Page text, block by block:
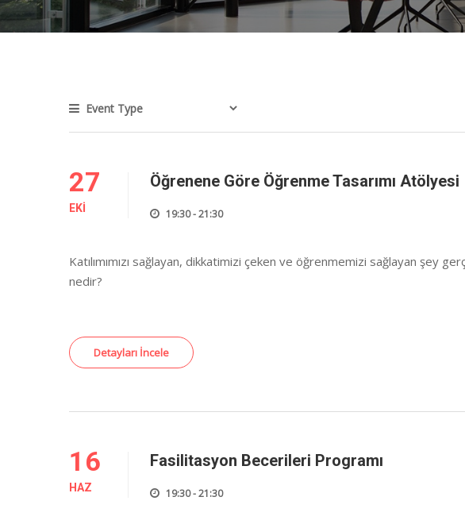
27
EKI
Öğrenene Göre Öğrenme Tasarımı Atölyesi
19:30 - 21:30
Katılımımızı sağlayan, dikkatimizi çeken ve öğrenmemizi sağlayan şey
nedir?
Detayları İncele
16
HAZ
Fasilitasyon Becerileri Programı
19:30 - 21:30